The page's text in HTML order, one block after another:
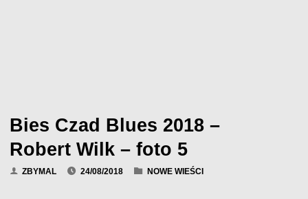
Bies Czad Blues 2018 –
Robert Wilk – foto 5
ZBYMAL 24/08/2018 NOWE WIEŚCI